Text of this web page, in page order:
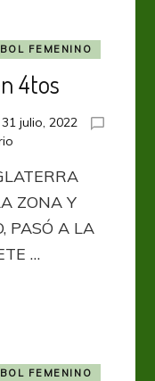
FEMENINO
4tos
31 julio, 2022
y
belgas
4tos
ZONA Y
PASÓ A LA
…
FEMENINO